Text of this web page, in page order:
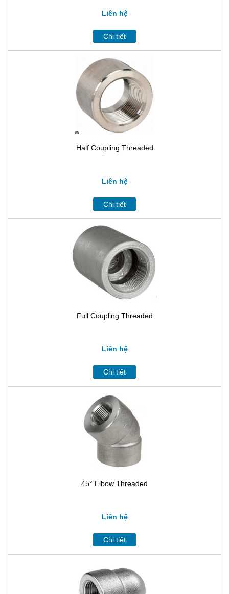
Liên hệ
Chi tiết
Half Coupling Threaded
Liên hệ
Chi tiết
Full Coupling Threaded
Liên hệ
Chi tiết
45° Elbow Threaded
Liên hệ
Chi tiết